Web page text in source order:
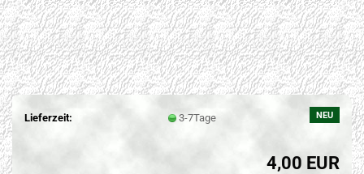
NEU
Lieferzeit: 3-7Tage
4,00 EUR